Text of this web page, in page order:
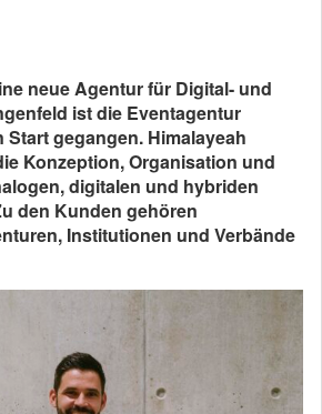
neue Agentur für Digital- und
ist die Eventagentur
Start gegangen. Himalayeah
Konzeption, Organisation und
digitalen und hybriden
den Kunden gehören
Institutionen und Verbände